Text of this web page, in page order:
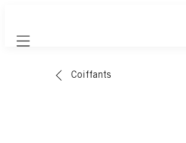
Mobile navigation
Coiffants